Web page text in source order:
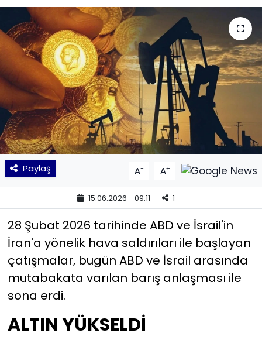
Paylaş A- A+
15.06.2026 - 09:11 1
28 Şubat 2026 tarihinde ABD ve İsrail'in
İran'a yönelik hava saldırıları ile başlayan
çatışmalar, bugün ABD ve İsrail arasında
mutabakata varılan barış anlaşması ile
sona erdi.
ALTIN YÜKSELDİ
SAĞLIK
Siyaset
SPOR
TEKNOLOJİ
Yaşam
YEREL POLİTİKA
YEREL YÖNETİMLER
Yurt